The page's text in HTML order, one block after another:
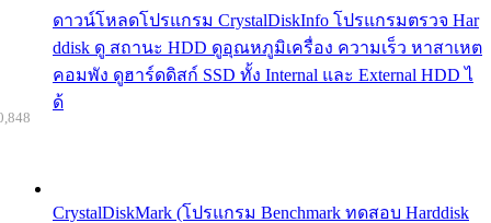
ดาวน์โหลดโปรแกรม CrystalDiskInfo โปรแกรมตรวจ Har
ddisk ดู สถานะ HDD ดูอุณหภูมิเครื่อง ความเร็ว หาสาเหต
คอมพัง ดูฮาร์ดดิสก์ SSD ทั้ง Internal และ External HDD ไ
ด้
CrystalDiskMark (โปรแกรม Benchmark ทดสอบ Harddisk